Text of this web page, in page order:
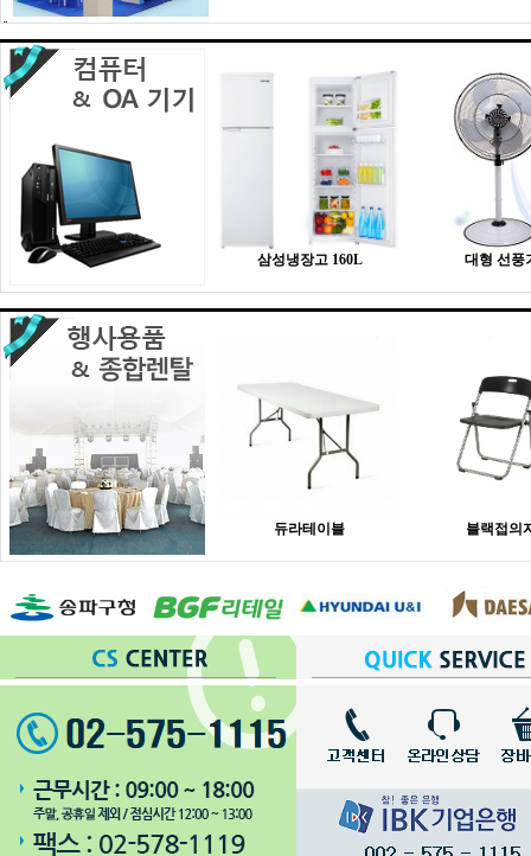
삼성냉장고 160L 대형 선풍
듀라테이블 블랙접의